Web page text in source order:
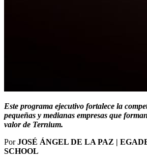
Este programa ejecutivo fortalece la
pequeñas y medianas empresas que
valor de Ternium.
PorJOSÉ ÁNGEL DE LA PAZ |
SCHOOL